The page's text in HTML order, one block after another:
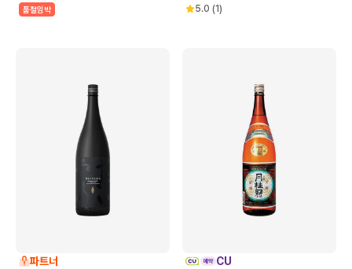
품절임박 5.0 (1)
파트너
CU